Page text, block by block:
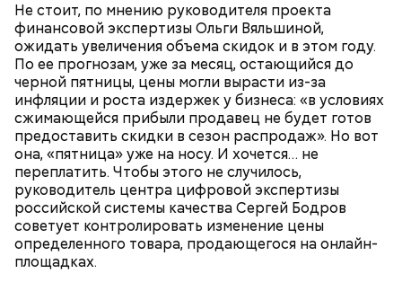
Не стоит, по мнению руководителя проекта
финансовой экспертизы Ольги Вяльшиной,
ожидать увеличения объема скидок и в этом году.
По ее прогнозам, уже за месяц, остающийся до
черной пятницы, цены могли вырасти из-за
инфляции и роста издержек у бизнеса: «в условиях
сжимающейся прибыли продавец не будет готов
предоставить скидки в сезон распродаж». Но вот
она, «пятница» уже на носу. И хочется… не
переплатить. Чтобы этого не случилось,
руководитель центра цифровой экспертизы
российской системы качества Сергей Бодров
советует контролировать изменение цены
определенного товара, продающегося на онлайн-
площадках.